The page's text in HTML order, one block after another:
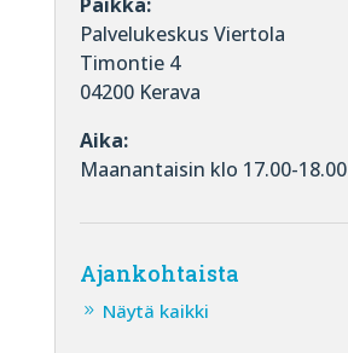
Palvelukeskus Viertola
Timontie 4
04200 Kerava
Aika:
Maanantaisin klo 17.00-18.00
Ajankohtaista
Näytä kaikki